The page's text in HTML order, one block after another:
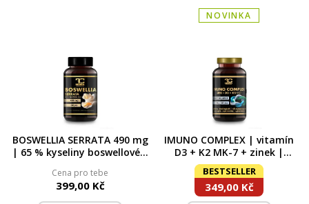
BOSWELLIA SERRATA 490 mg
| 65 % kyseliny boswellové |
60 kapslí | 35,4 g
Cena pro tebe
399,00 Kč
NOVINKA
IMUNO COMPLEX | vitamín
D3 + K2 MK-7 + zinek |
podpora imunity, kostí &
vitality | 60 kapslí | 16 g
BESTSELLER
349,00 Kč